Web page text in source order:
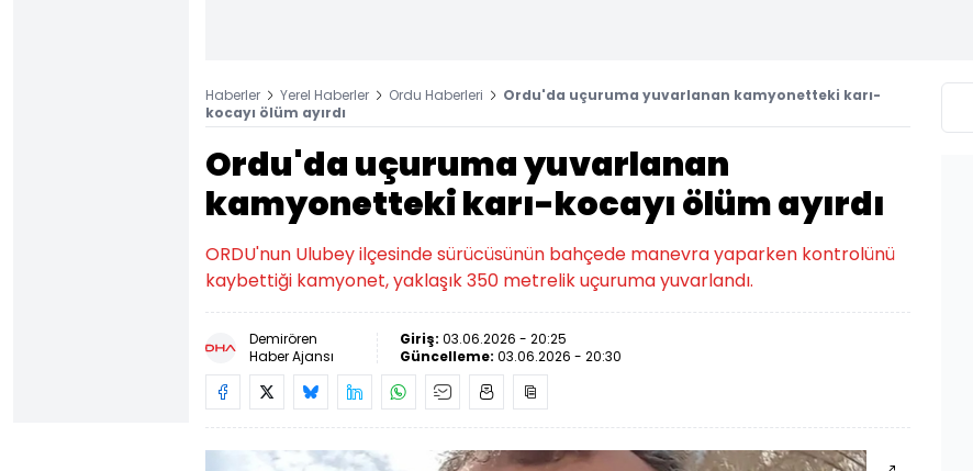
Haberler Yerel Haberler Ordu Haberleri
Ordu'da uçuruma yuvarlanan kamyonetteki karı-
kocayı ölüm ayırdı
Ordu'da uçuruma yuvarlanan
kamyonetteki karı-kocayı ölüm ayırdı
ORDU'nun Ulubey ilçesinde sürücüsünün bahçede manevra yaparken kontrolünü
kaybettiği kamyonet, yaklaşık 350 metrelik uçuruma yuvarlandı.
Demirören
Haber Ajansı
Giriş: 03.06.2026 - 20:25
Güncelleme: 03.06.2026 - 20:30